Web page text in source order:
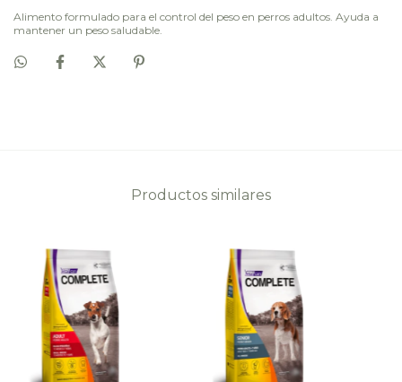
Alimento formulado para el control del peso en perros adultos. Ayuda a
mantener un peso saludable.
Productos similares